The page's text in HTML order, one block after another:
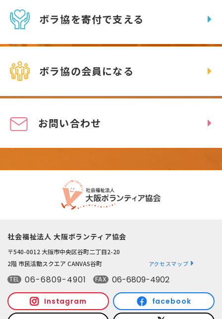
ボラ協を寄付で支える
ボラ協の会員になる
お問い合わせ
社会福祉法人 大阪ボランティア協会
〒540-0012 大阪市中央区谷町二丁目2-20
2階 市民活動スクエア CANVAS谷町
アクセスマップ
TEL 06-6809-4901 FAX 06-6809-4902
Instagram facebook